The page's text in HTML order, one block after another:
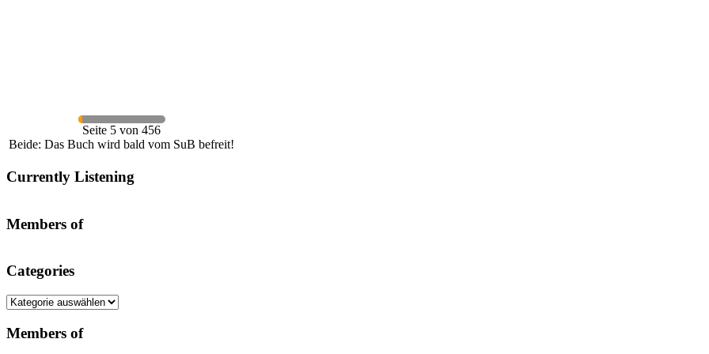
Seite 5 von 456
Beide: Das Buch wird bald vom SuB befreit!
Currently Listening
Members of
Categories
Categories
Members of